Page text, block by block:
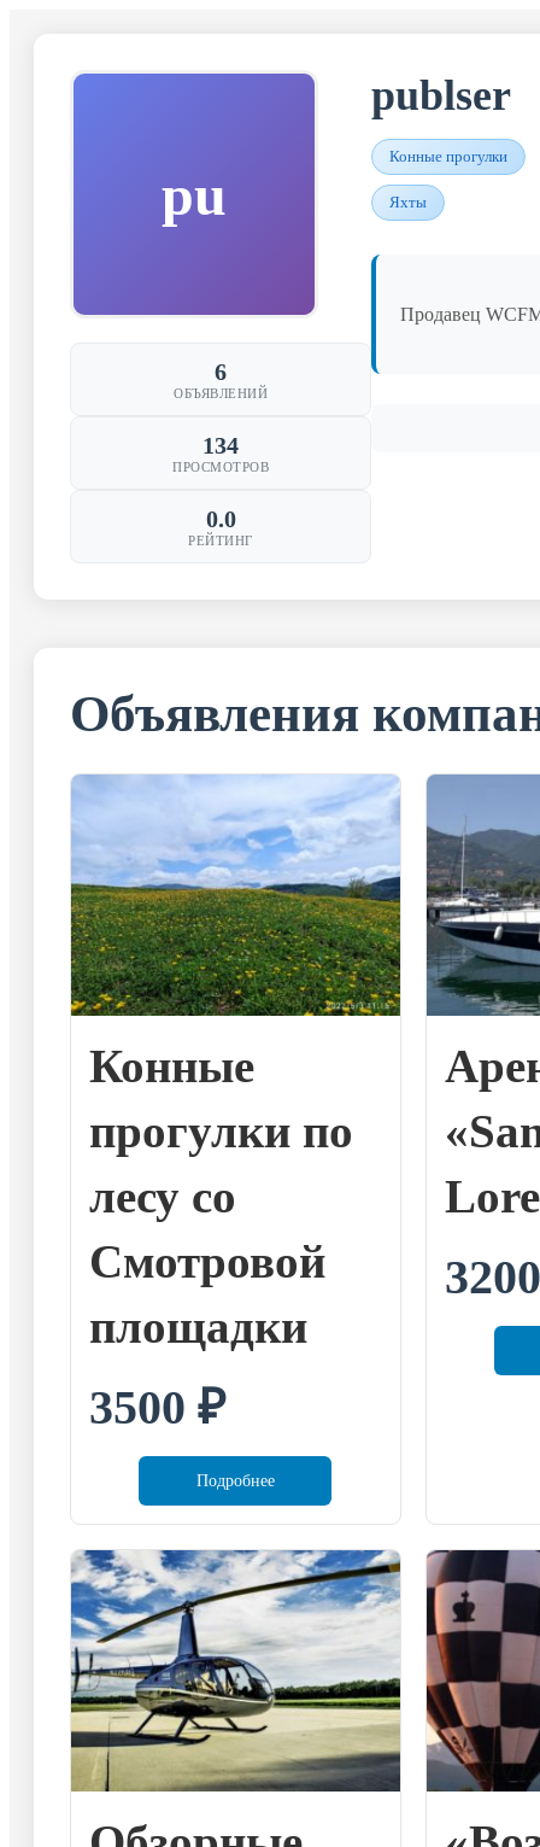
pu
6
ОБЪЯВЛЕНИЙ
134
ПРОСМОТРОВ
0.0
РЕЙТИНГ
publser
Конные прогулки
Яхты
Продавец
Объявления
Конные
прогулки по
лесу со
Смотровой
площадки
3500 ₽
Подробнее